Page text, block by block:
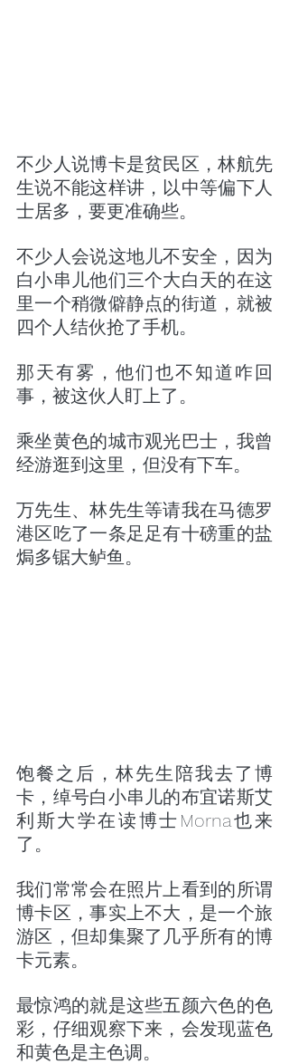
不少人说博卡是贫民区，林航先
生说不能这样讲，以中等偏下人
士居多，要更准确些。
不少人会说这地儿不安全，因为
白小串儿他们三个大白天的在这
里一个稍微僻静点的街道，就被
四个人结伙抢了手机。
那天有雾，他们也不知道咋回
事，被这伙人盯上了。
乘坐黄色的城市观光巴士，我曾
经游逛到这里，但没有下车。
万先生、林先生等请我在马德罗
港区吃了一条足足有十磅重的盐
焗多锯大鲈鱼。
饱餐之后，林先生陪我去了博
卡，绰号白小串儿的布宜诺斯艾
利斯大学在读博士Morna也来
了。
我们常常会在照片上看到的所谓
博卡区，事实上不大，是一个旅
游区，但却集聚了几乎所有的博
卡元素。
最惊鸿的就是这些五颜六色的色
彩，仔细观察下来，会发现蓝色
和黄色是主色调。